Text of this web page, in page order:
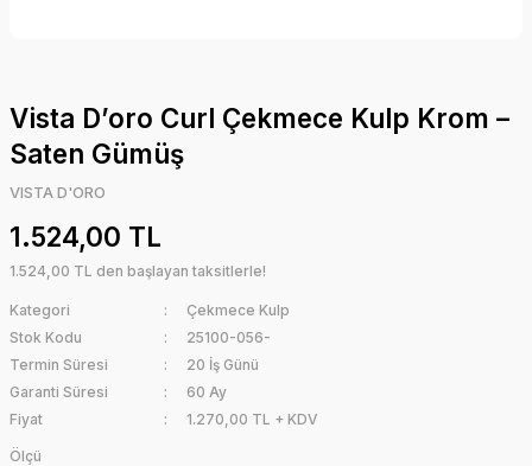
Vista D’oro Curl Çekmece Kulp Krom –
Saten Gümüş
VISTA D'ORO
1.524,00 TL
1.524,00 TL den başlayan taksitlerle!
Kategori
Çekmece Kulp
Stok Kodu
25100-056-
Termin Süresi
20 İş Günü
Garanti Süresi
60 Ay
Fiyat
1.270,00 TL + KDV
Ölçü